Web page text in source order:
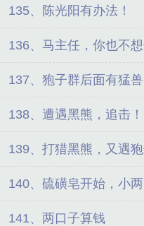
135、陈光阳有办法！
136、马主任，你也不
137、狍子群后面有猛兽
138、遭遇黑熊，追击！
139、打猎黑熊，又遇狍
140、硫磺皂开始，小两
141、两口子算钱